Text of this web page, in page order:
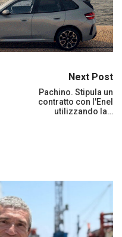
Next Post
Pachino. Stipula un
contratto con l'Enel
utilizzando la…